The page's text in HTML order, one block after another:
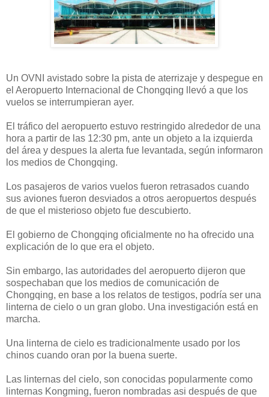
Un OVNI avistado sobre la pista de aterrizaje y despegue en
el Aeropuerto Internacional de Chongqing llevó a que los
vuelos se interrumpieran ayer.
El tráfico del aeropuerto estuvo restringido alrededor de una
hora a partir de las 12:30 pm, ante un objeto a la izquierda
del área y despues la alerta fue levantada, según informaron
los medios de Chongqing.
Los pasajeros de varios vuelos fueron retrasados ​​cuando
sus aviones fueron desviados a otros aeropuertos después
de que el misterioso objeto fue descubierto.
El gobierno de Chongqing oficialmente no ha ofrecido una
explicación de lo que era el objeto.
Sin embargo, las autoridades del aeropuerto dijeron que
sospechaban que los medios de comunicación de
Chongqing, en base a los relatos de testigos, podría ser una
linterna de cielo o un gran globo. Una investigación está en
marcha.
Una linterna de cielo es tradicionalmente usado por los
chinos cuando oran por la buena suerte.
Las linternas del cielo, son conocidas popularmente como
linternas Kongming, fueron nombradas asi después de que